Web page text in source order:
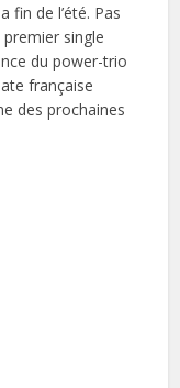
fin de l’été. Pas
single
du power-trio
française
des prochaines